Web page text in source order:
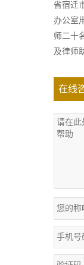
省宿迁
办公室
师二十
及律师
在线